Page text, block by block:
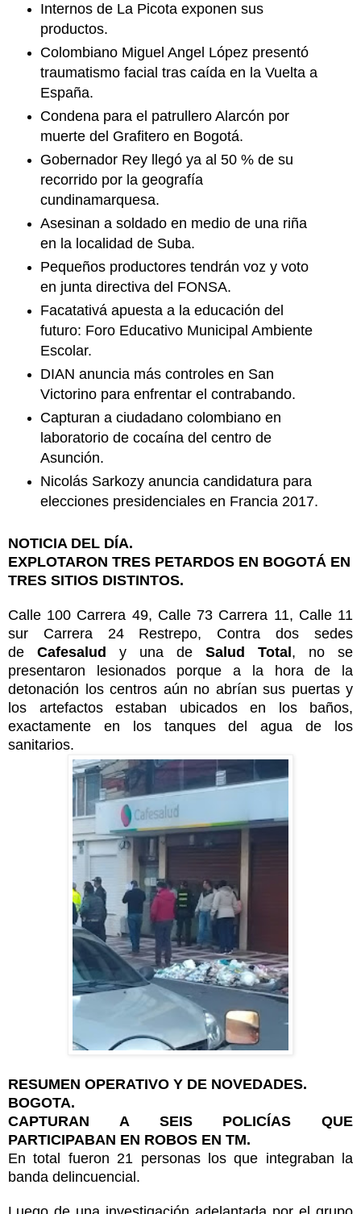
Internos de La Picota exponen sus
productos.
Colombiano Miguel Angel López presentó
traumatismo facial tras caída en la Vuelta a
España.
Condena para el patrullero Alarcón por
muerte del Grafitero en Bogotá.
Gobernador Rey llegó ya al 50 % de su
recorrido por la geografía
cundinamarquesa.
Asesinan a soldado en medio de una riña
en la localidad de Suba.
Pequeños productores tendrán voz y voto
en junta directiva del FONSA.
Facatativá apuesta a la educación del
futuro: Foro Educativo Municipal Ambiente
Escolar.
DIAN anuncia más controles en San
Victorino para enfrentar el contrabando.
Capturan a ciudadano colombiano en
laboratorio de cocaína del centro de
Asunción.
Nicolás Sarkozy anuncia candidatura para
elecciones presidenciales en Francia 2017.
NOTICIA DEL DÍA.
EXPLOTARON TRES PETARDOS EN BOGOTÁ EN
TRES SITIOS DISTINTOS.
Calle 100 Carrera 49, Calle 73 Carrera 11, Calle 11
sur Carrera 24 Restrepo, Contra dos sedes
de
Cafesalud y una de Salud Total, no se
presentaron lesionados porque a la hora de la
detonación los centros aún no abrían sus puertas y
los artefactos estaban ubicados en los baños,
exactamente en los tanques del agua de los
sanitarios.
RESUMEN OPERATIVO Y DE NOVEDADES.
BOGOTA.
CAPTURAN A SEIS POLICÍAS QUE
PARTICIPABAN EN ROBOS EN TM.
En total fueron 21 personas los que integraban la
banda delincuencial.